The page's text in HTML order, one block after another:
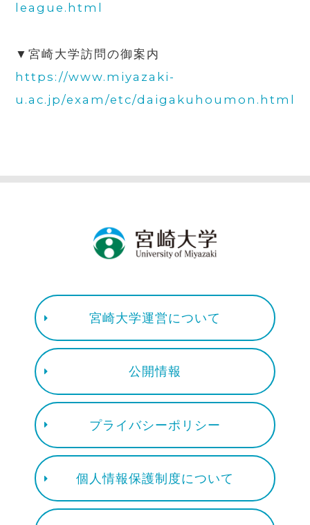
league.html
▼宮崎大学訪問の御案内
https://www.miyazaki-
u.ac.jp/exam/etc/daigakuhoumon.html
宮崎大学運営について
公開情報
プライバシーポリシー
個人情報保護制度について